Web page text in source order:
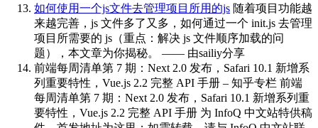
如何使用一个js文件去管理项目所用的js 随着项目功能越
来越完善，js 文件多了又多，如何通过一个 init.js 去管理
项目所需要的 js（重点：解决 js 文件顺序加载的问
题），本文章为你揭秘。 —— 由sailiy分享
前端每周清单第 7 期：Next 2.0 发布，Safari 10.1 新增系
列重要特性，Vue.js 2.2 完整 API 手册 – 知乎专栏 前端
每周清单第 7 期：Next 2.0 发布，Safari 10.1 新增系列重
要特性，Vue.js 2.2 完整 API 手册 为 InfoQ 中文站特供稿